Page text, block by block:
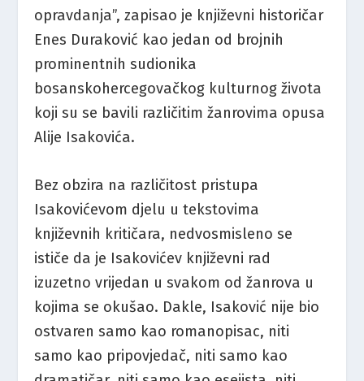
opravdanja”, zapisao je književni historičar
Enes Duraković kao jedan od brojnih
prominentnih sudionika
bosanskohercegovačkog kulturnog života
koji su se bavili različitim žanrovima opusa
Alije Isakovića.
Bez obzira na različitost pristupa
Isakovićevom djelu u tekstovima
književnih kritičara, nedvosmisleno se
ističe da je Isakovićev književni rad
izuzetno vrijedan u svakom od žanrova u
kojima se okušao. Dakle, Isaković nije bio
ostvaren samo kao romanopisac, niti
samo kao pripovjedač, niti samo kao